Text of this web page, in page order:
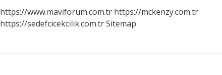
https://www.maviforum.com.tr https://mckenzy.com.tr
https://sedefcicekcilik.com.trSitemap